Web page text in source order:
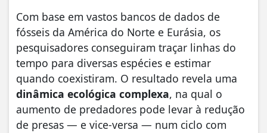
Com base em vastos bancos de dados de
fósseis da América do Norte e Eurásia, os
pesquisadores conseguiram traçar linhas do
tempo para diversas espécies e estimar
quando coexistiram. O resultado revela uma
dinâmica ecológica complexa, na qual o
aumento de predadores pode levar à redução
de presas — e vice-versa — num ciclo com